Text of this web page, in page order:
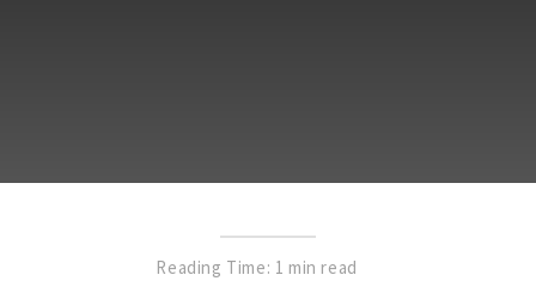
Reading Time: 1 min read